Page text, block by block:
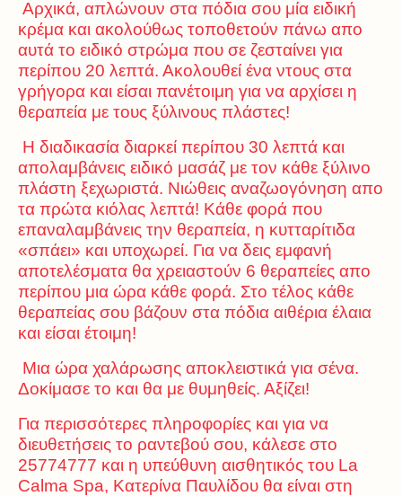
Αρχικά, απλώνουν στα πόδια σου μία ειδική
κρέμα και ακολούθως τοποθετούν πάνω απο
αυτά το ειδικό στρώμα που σε ζεσταίνει για
περίπου 20 λεπτά. Ακολουθεί ένα ντους στα
γρήγορα και είσαι πανέτοιμη για να αρχίσει η
θεραπεία με τους ξύλινους πλάστες!
Η διαδικασία διαρκεί περίπου 30 λεπτά και
απολαμβάνεις ειδικό μασάζ με τον κάθε ξύλινο
πλάστη ξεχωριστά. Νιώθεις αναζωογόνηση απο
τα πρώτα κιόλας λεπτά! Κάθε φορά που
επαναλαμβάνεις την θεραπεία, η κυτταρίτιδα
«σπάει» και υποχωρεί. Για να δεις εμφανή
αποτελέσματα θα χρειαστούν 6 θεραπείες απο
περίπου μια ώρα κάθε φορά. Στο τέλος κάθε
θεραπείας σου βάζουν στα πόδια αιθέρια έλαια
και είσαι έτοιμη!
Μια ώρα χαλάρωσης αποκλειστικά για σένα.
Δοκίμασε το και θα με θυμηθείς. Αξίζει!
Για περισσότερες πληροφορίες και για να
διευθετήσεις το ραντεβού σου, κάλεσε στο
25774777 και η υπεύθυνη αισθητικός του La
Calma Spa, Κατερίνα Παυλίδου θα είναι στη